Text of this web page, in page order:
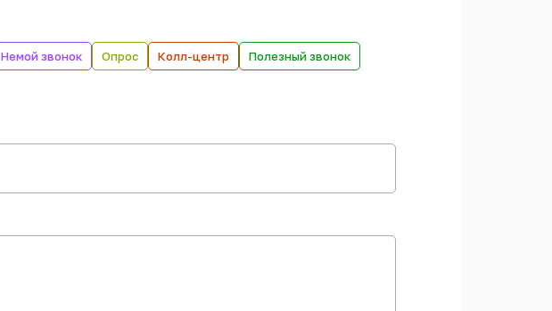
Немой звонок Опрос Колл-центр Полезный звонок